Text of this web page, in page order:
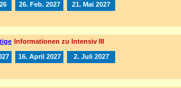
26. Feb. 2027 21. Mai 2027
Informationen zu Intensiv III
16. April 2027 2. Juli 2027